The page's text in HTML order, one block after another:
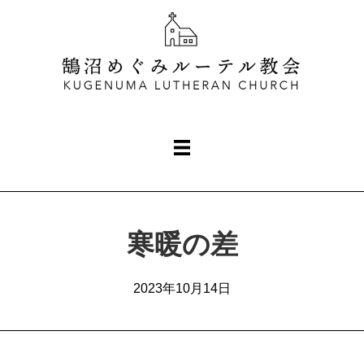
寒暖の差
2023年10月14日